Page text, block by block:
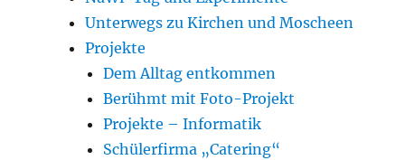
Unterwegs zu Kirchen und Moscheen
Projekte
Dem Alltag entkommen
Berühmt mit Foto-Projekt
Projekte – Informatik
Schülerfirma „Catering“